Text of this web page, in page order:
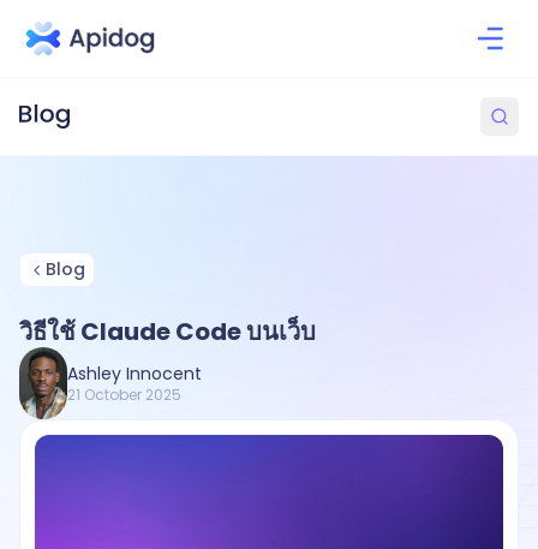
Blog
วิธีใช้ Claude Code บนเว็บ
Ashley Innocent
21 October 2025